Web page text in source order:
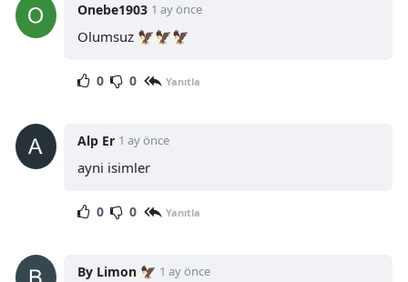
Onebe1903 1 ay önce
Olumsuz 🦅🦅🦅
0 0 Yanıtla
Alp Er 1 ay önce
ayni isimler
0 0 Yanıtla
By Limon 🦅 1 ay önce